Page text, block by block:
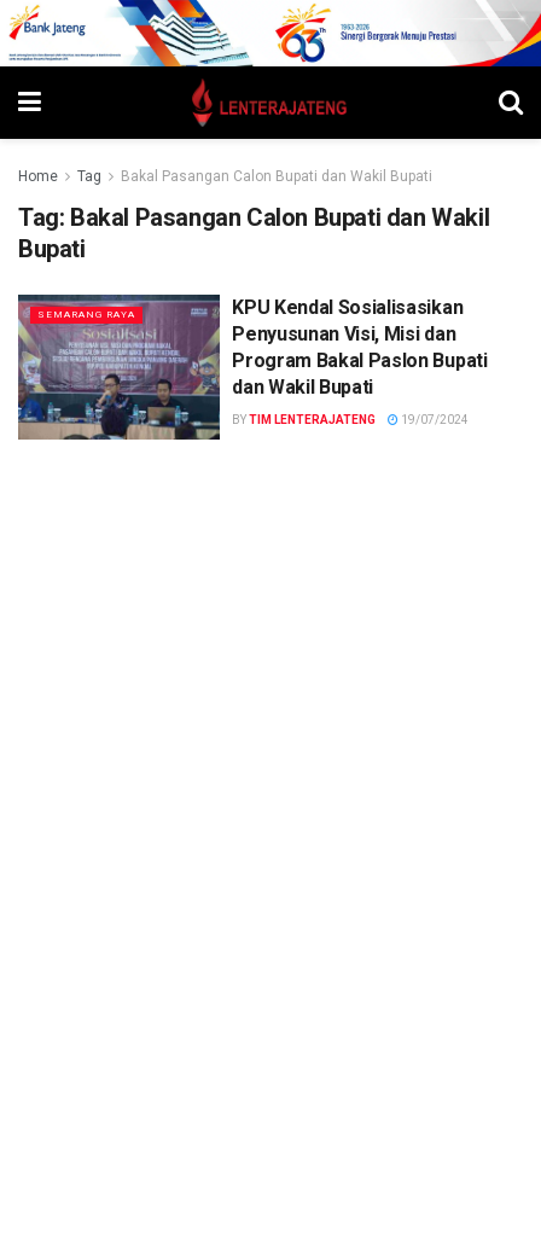
Home Tag Bakal Pasangan Calon Bupati dan Wakil Bupati
Tag: Bakal Pasangan Calon Bupati dan Wakil
Bupati
SEMARANG RAYA
KPU Kendal Sosialisasikan
Penyusunan Visi, Misi dan
Program Bakal Paslon Bupati
dan Wakil Bupati
BYTIM LENTERAJATENG 19/07/2024